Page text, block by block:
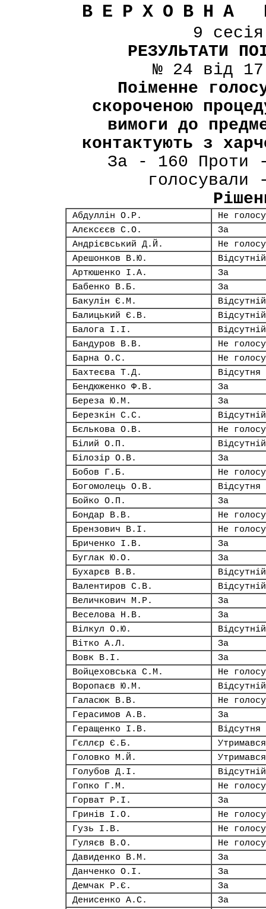
ВЕРХОВНА
9
РЕЗУЛЬТАТИ
№ 24 від
Поіменне
скороченою
вимоги до
контактують з
За - 160 Проти
Абдуллін О.Р.
Не
Алєксєєв С.О.
За
Андрієвський Д.Й.
Не
Арешонков В.Ю.
Відсутній
Артюшенко І.А.
За
Бабенко В.Б.
За
Бакулін Є.М.
Відсутній
Балицький Є.В.
Відсутній
Балога І.І.
Відсутній
Бандуров В.В.
Не
Барна О.С.
Не
Бахтеєва Т.Д.
Відсутня
Бендюженко Ф.В.
За
Береза Ю.М.
За
Березкін С.С.
Відсутній
Бєлькова О.В.
Не
Білий О.П.
Відсутній
Білозір О.В.
За
Бобов Г.Б.
Не
Богомолець О.В.
Відсутня
Бойко О.П.
За
Бондар В.В.
Не
Брензович В.І.
Не
Бриченко І.В.
За
Буглак Ю.О.
За
Бухарєв В.В.
Відсутній
Валентиров С.В.
Відсутній
Величкович М.Р.
За
Веселова Н.В.
За
Вілкул О.Ю.
Відсутній
Вітко А.Л.
За
Вовк В.І.
За
Войцеховська С.М.
Не
Воропаєв Ю.М.
Відсутній
Галасюк В.В.
Не
Герасимов А.В.
За
Геращенко І.В.
Відсутня
Гєллєр Є.Б.
Утримався
Головко М.Й.
Утримався
Голубов Д.І.
Відсутній
Гопко Г.М.
Не
Горват Р.І.
За
Гринів І.О.
Не
Гузь І.В.
Не
Гуляєв В.О.
Не
Давиденко В.М.
За
Данченко О.І.
За
Демчак Р.Є.
За
Денисенко А.С.
За